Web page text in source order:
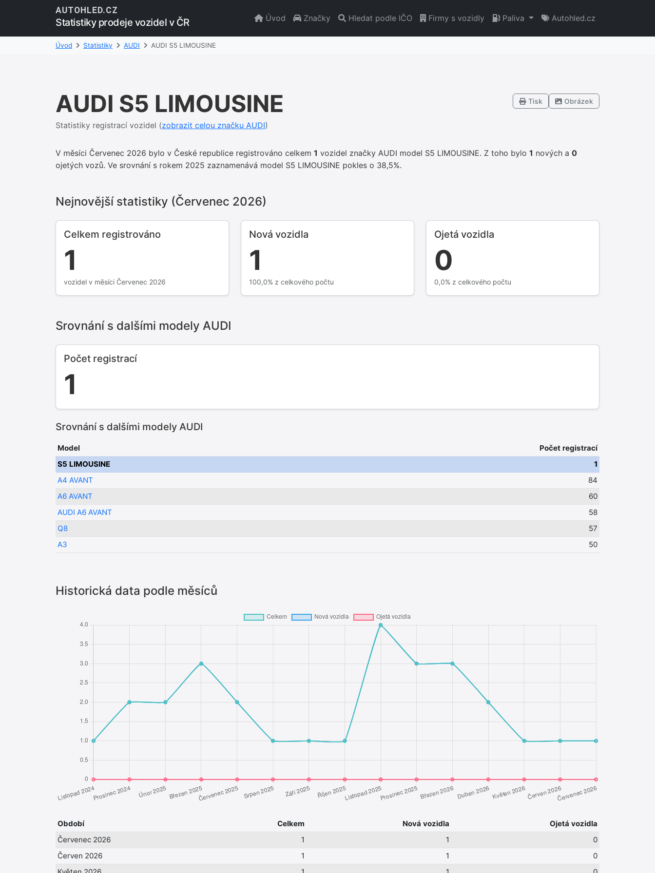
AUTOHLED.CZ
Statistiky prodeje vozidel v ČR Úvod Značky Hledat podle IČO Firmy s vozidly Paliva Autohled.cz
Úvod Statistiky AUDI AUDI S5 LIMOUSINE
AUDI S5 LIMOUSINE
Statistiky registrací vozidel (zobrazit celou značku AUDI)
Tisk Obrázek
V měsíci Červenec 2026 bylo v České republice registrováno celkem 1 vozidel značky AUDI model S5 LIMOUSINE. Z toho bylo 1 nových a 0
ojetých vozů. Ve srovnání s rokem 2025 zaznamenává model S5 LIMOUSINE pokles o 38,5%.
Nejnovější statistiky (Červenec 2026)
Celkem registrováno
1
vozidel v měsíci Červenec 2026
Nová vozidla
1
100,0% z celkového počtu
Ojetá vozidla
0
0,0% z celkového počtu
Srovnání s dalšími modely AUDI
Počet registrací
1
Srovnání s dalšími modely AUDI
Model
Počet registrací
S5 LIMOUSINE
1
A4 AVANT
84
A6 AVANT
60
AUDI A6 AVANT
58
Q8
57
A3
50
Historická data podle měsíců
Období Celkem Nová vozidla
Ojetá vozidla
Červenec 2026
1 1
0
Červen 2026
1 1
0